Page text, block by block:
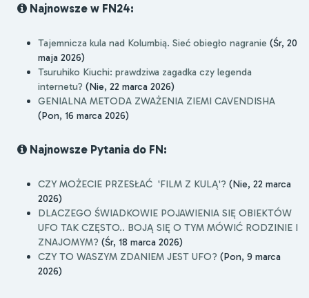
Najnowsze w FN24:
Tajemnicza kula nad Kolumbią. Sieć obiegło nagranie (Śr, 20
maja 2026)
Tsuruhiko Kiuchi: prawdziwa zagadka czy legenda
internetu? (Nie, 22 marca 2026)
GENIALNA METODA ZWAŻENIA ZIEMI CAVENDISHA
(Pon, 16 marca 2026)
Najnowsze Pytania do FN:
CZY MOŻECIE PRZESŁAĆ 'FILM Z KULĄ'? (Nie, 22 marca
2026)
DLACZEGO ŚWIADKOWIE POJAWIENIA SIĘ OBIEKTÓW
UFO TAK CZĘSTO.. BOJĄ SIĘ O TYM MÓWIĆ RODZINIE I
ZNAJOMYM? (Śr, 18 marca 2026)
CZY TO WASZYM ZDANIEM JEST UFO? (Pon, 9 marca
2026)